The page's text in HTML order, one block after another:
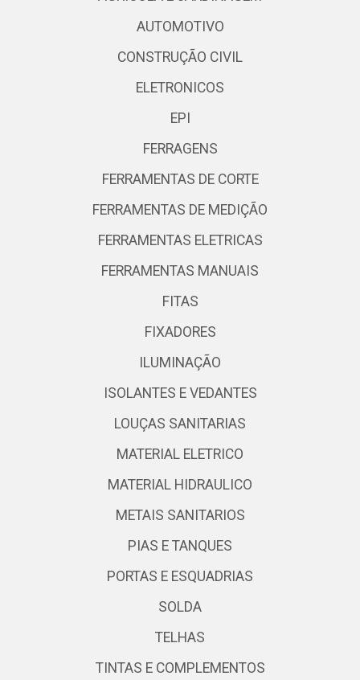
AUTOMOTIVO
CONSTRUÇÃO CIVIL
ELETRONICOS
EPI
FERRAGENS
FERRAMENTAS DE CORTE
FERRAMENTAS DE MEDIÇÃO
FERRAMENTAS ELETRICAS
FERRAMENTAS MANUAIS
FITAS
FIXADORES
ILUMINAÇÃO
ISOLANTES E VEDANTES
LOUÇAS SANITARIAS
MATERIAL ELETRICO
MATERIAL HIDRAULICO
METAIS SANITARIOS
PIAS E TANQUES
PORTAS E ESQUADRIAS
SOLDA
TELHAS
TINTAS E COMPLEMENTOS